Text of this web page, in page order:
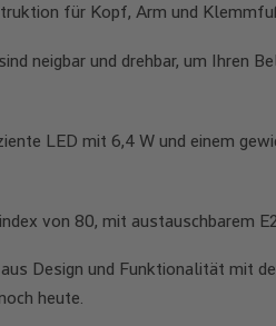
für Kopf, Arm und
neigbar und drehbar, um Ihren
LED mit 6,4 W und einem
von 80, mit austauschbarem
Design und Funktionalität mit
heute.